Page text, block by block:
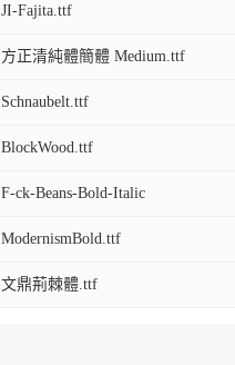
JI-Fajita.ttf
方正清純體簡體 Medium.ttf
Schnaubelt.ttf
BlockWood.ttf
F-ck-Beans-Bold-Italic
ModernismBold.ttf
文鼎荊棘體.ttf